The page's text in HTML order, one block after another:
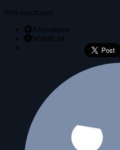
Jetzt anschauen
Abonnieren
WatchList